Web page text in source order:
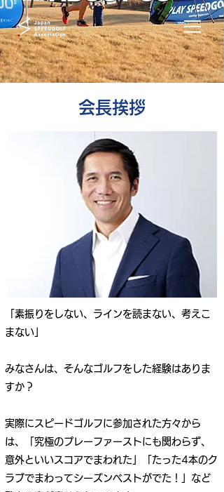
​会長挨拶
「素振りをしない、ラインを読まない、考えこ
まない」
みなさんは、そんなゴルフをした経験はありま
すか？
実際にスピードゴルフに参加された方々から
は、「究極のプレーファーストにも関わらず、
意外といいスコアでまわれた」「たった4本のク
ラブでまわってシーズンベストがでた！」など